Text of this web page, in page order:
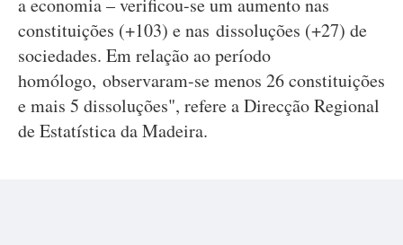
a economia – verificou-se um aumento nas
constituições (+103) e nas dissoluções (+27) de
sociedades. Em relação ao período
homólogo, observaram-se menos 26 constituições
e mais 5 dissoluções", refere a Direcção Regional
de Estatística da Madeira.